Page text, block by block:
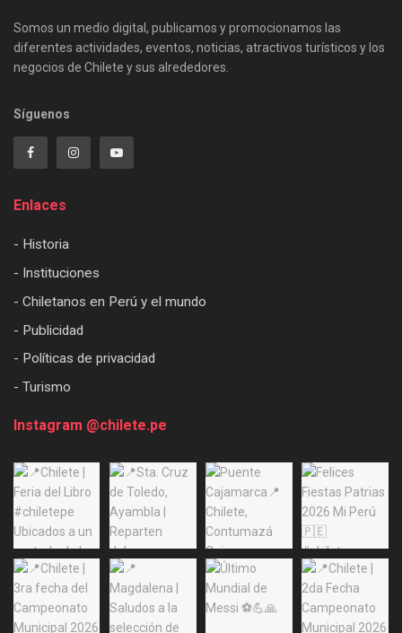
Somos un medio digital, publicamos y promocionamos las
diferentes actividades, eventos, noticias, atractivos turísticos y los
negocios de Chilete y sus alrededores.
Síguenos
Enlaces
- Historia
- Instituciones
- Chiletanos en Perú y el mundo
- Publicidad
- Políticas de privacidad
- Turismo
Instagram @chilete.pe